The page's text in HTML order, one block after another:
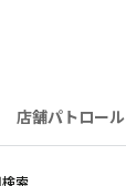
店舗パトロール
ーン
ン
索